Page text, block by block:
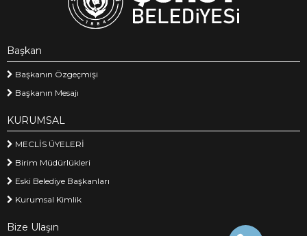
Başkan
Başkanın Özgeçmişi
Başkanın Mesajı
KURUMSAL
MECLİS ÜYELERİ
Birim Müdürlükleri
Eski Belediye Başkanları
Kurumsal Kimlik
Bize Ulaşın